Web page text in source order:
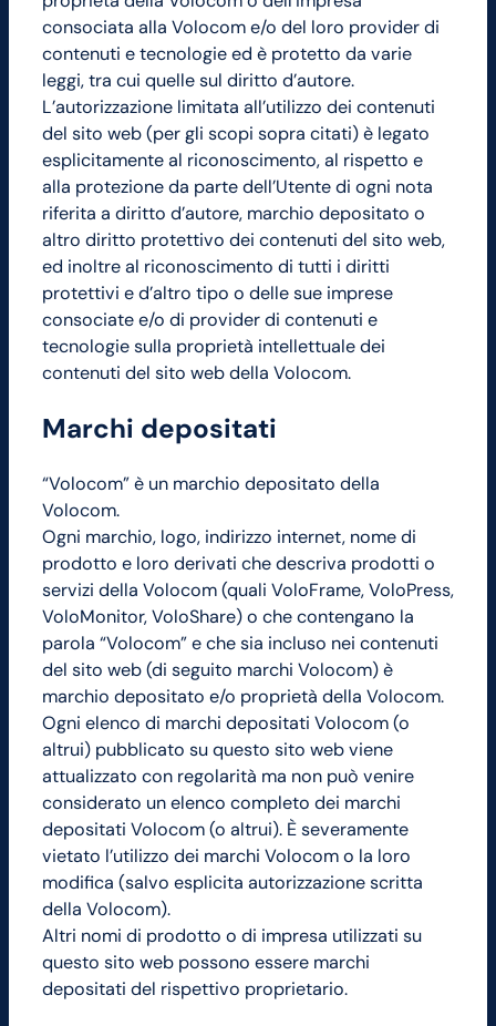
consociata alla Volocom e/o del loro provider di
contenuti e tecnologie ed è protetto da varie
leggi, tra cui quelle sul diritto d’autore.
L’autorizzazione limitata all’utilizzo dei contenuti
del sito web (per gli scopi sopra citati) è legato
esplicitamente al riconoscimento, al rispetto e
alla protezione da parte dell’Utente di ogni nota
riferita a diritto d’autore, marchio depositato o
altro diritto protettivo dei contenuti del sito web,
ed inoltre al riconoscimento di tutti i diritti
protettivi e d’altro tipo o delle sue imprese
consociate e/o di provider di contenuti e
tecnologie sulla proprietà intellettuale dei
contenuti del sito web della Volocom.
Marchi depositati
“Volocom” è un marchio depositato della
Volocom.
Ogni marchio, logo, indirizzo internet, nome di
prodotto e loro derivati che descriva prodotti o
servizi della Volocom (quali VoloFrame, VoloPress,
VoloMonitor, VoloShare) o che contengano la
parola “Volocom” e che sia incluso nei contenuti
del sito web (di seguito marchi Volocom) è
marchio depositato e/o proprietà della Volocom.
Ogni elenco di marchi depositati Volocom (o
altrui) pubblicato su questo sito web viene
attualizzato con regolarità ma non può venire
considerato un elenco completo dei marchi
depositati Volocom (o altrui). È severamente
vietato l’utilizzo dei marchi Volocom o la loro
modifica (salvo esplicita autorizzazione scritta
della Volocom).
Altri nomi di prodotto o di impresa utilizzati su
questo sito web possono essere marchi
depositati del rispettivo proprietario.